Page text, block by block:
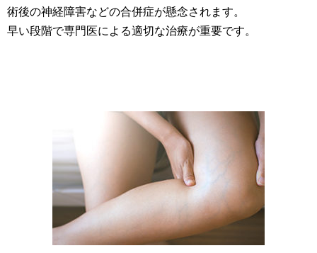
術後の神経障害などの合併症が懸念されます。
早い段階で専門医による適切な治療が重要です。